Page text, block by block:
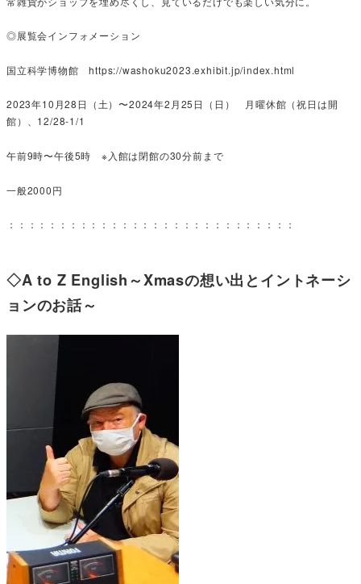
◎展覧会インフォメーション
国立科学博物館 https://washoku2023.exhibit.jp/index.html
2023年10月28日（土）〜2024年2月25日（日） 月曜休館（祝日は開
館）、12/28-1/1
午前9時〜午後5時 ※入館は閉館の30分前まで
一般2000円
：：：：：：：：：：：：：：：：：：：：：：：：：：：：
◇A to Z English～Xmasの想い出とイントネーシ
ョンのお話～